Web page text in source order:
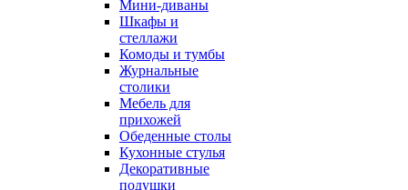
Мини-диваны
Шкафы и
стеллажи
Комоды и тумбы
Журнальные
столики
Мебель для
прихожей
Обеденные столы
Кухонные стулья
Декоративные
подушки